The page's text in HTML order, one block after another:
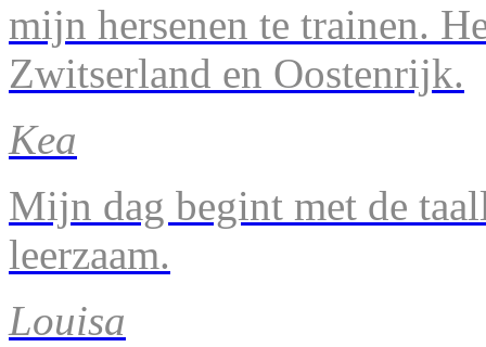
mijn hersenen te trainen.
Zwitserland en Oostenrijk.
Kea
Mijn dag begint met de
leerzaam.
Louisa